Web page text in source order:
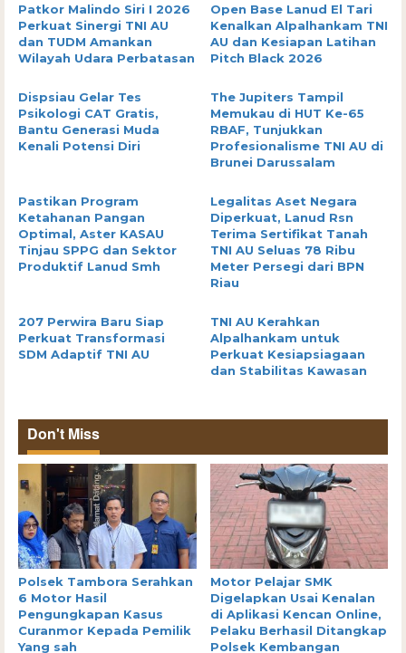
Patkor Malindo Siri I 2026
Perkuat Sinergi TNI AU
dan TUDM Amankan
Wilayah Udara Perbatasan
Open Base Lanud El Tari
Kenalkan Alpalhankam TNI
AU dan Kesiapan Latihan
Pitch Black 2026
Dispsiau Gelar Tes
Psikologi CAT Gratis,
Bantu Generasi Muda
Kenali Potensi Diri
The Jupiters Tampil
Memukau di HUT Ke-65
RBAF, Tunjukkan
Profesionalisme TNI AU di
Brunei Darussalam
Pastikan Program
Ketahanan Pangan
Optimal, Aster KASAU
Tinjau SPPG dan Sektor
Produktif Lanud Smh
Legalitas Aset Negara
Diperkuat, Lanud Rsn
Terima Sertifikat Tanah
TNI AU Seluas 78 Ribu
Meter Persegi dari BPN
Riau
207 Perwira Baru Siap
Perkuat Transformasi
SDM Adaptif TNI AU
TNI AU Kerahkan
Alpalhankam untuk
Perkuat Kesiapsiagaan
dan Stabilitas Kawasan
Don't Miss
Polsek Tambora Serahkan
6 Motor Hasil
Pengungkapan Kasus
Curanmor Kepada Pemilik
Yang sah
Motor Pelajar SMK
Digelapkan Usai Kenalan
di Aplikasi Kencan Online,
Pelaku Berhasil Ditangkap
Polsek Kembangan